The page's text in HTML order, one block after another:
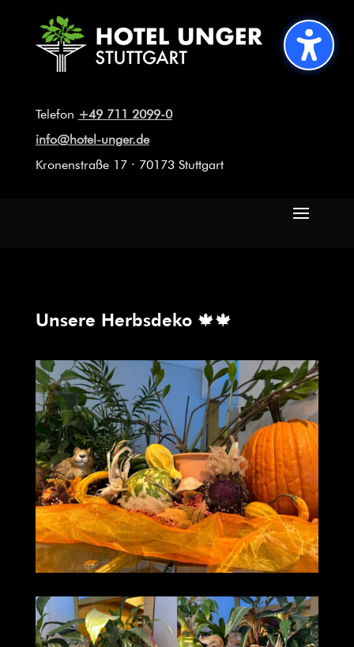
Telefon +49 711 2099-0
info@hotel-unger.de
Kronenstraße 17 · 70173 Stuttgart
Unsere Herbsdeko 🍁🍁